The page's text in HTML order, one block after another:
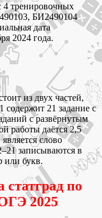
4 тренировочных
БИ2490104
дата
2024 года.
из двух частей,
содержит 21 задание с
с развёрнутым
работы даётся 2,5
слово
записываются в
или букв.
статград по
2025